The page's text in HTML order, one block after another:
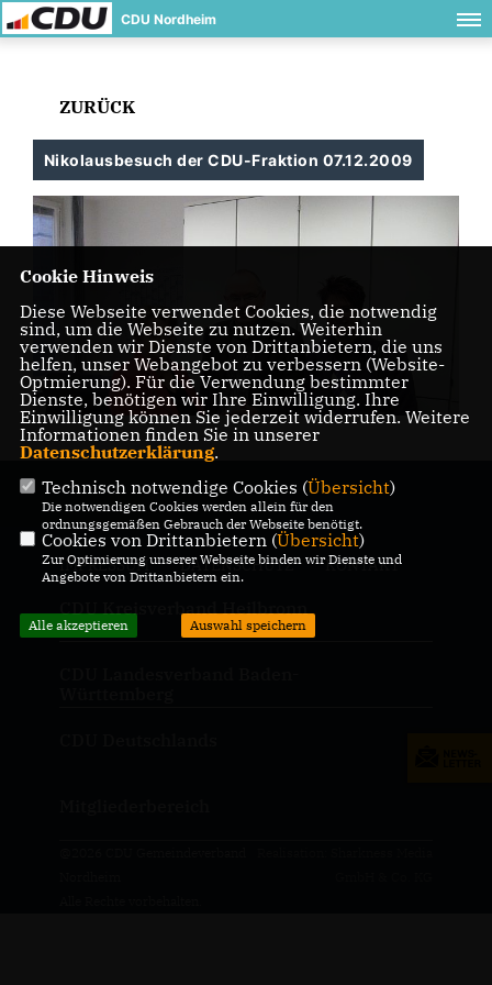
CDU Nordheim
ZURÜCK
Nikolausbesuch der CDU-Fraktion 07.12.2009
IMPRESSUM DATENSCHUTZ KONTAKT
CDU Kreisverband Heilbronn
Cookie Hinweis
Diese Webseite verwendet Cookies, die notwendig
sind, um die Webseite zu nutzen. Weiterhin
verwenden wir Dienste von Drittanbietern, die uns
helfen, unser Webangebot zu verbessern (Website-
Optmierung). Für die Verwendung bestimmter
Dienste, benötigen wir Ihre Einwilligung. Ihre
Einwilligung können Sie jederzeit widerrufen. Weitere
Informationen finden Sie in unserer
Datenschutzerklärung.
Technisch notwendige Cookies (Übersicht)
Die notwendigen Cookies werden allein für den
ordnungsgemäßen Gebrauch der Webseite benötigt.
Cookies von Drittanbietern (Übersicht)
Zur Optimierung unserer Webseite binden wir Dienste und
Angebote von Drittanbietern ein.
Alle akzeptieren Auswahl speichern